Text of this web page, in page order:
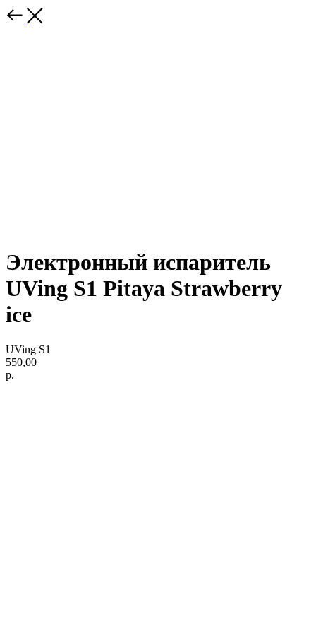
Электронный испаритель
UVing S1 Pitaya Strawberry
ice
UVing S1
550,00
р.